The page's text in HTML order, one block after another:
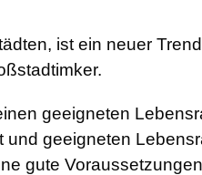
ist ein neuer
geeigneten
geeigneten
gute